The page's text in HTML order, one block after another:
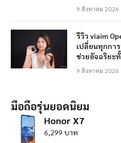
9 สิงหาคม 2026
รีวิว viaim
เปลี่ยนทุกกา
ช่วยอัจฉริยะ
9 สิงหาคม 2026
มือถือรุ่นยอดนิยม
Honor X7
6,299 บาท